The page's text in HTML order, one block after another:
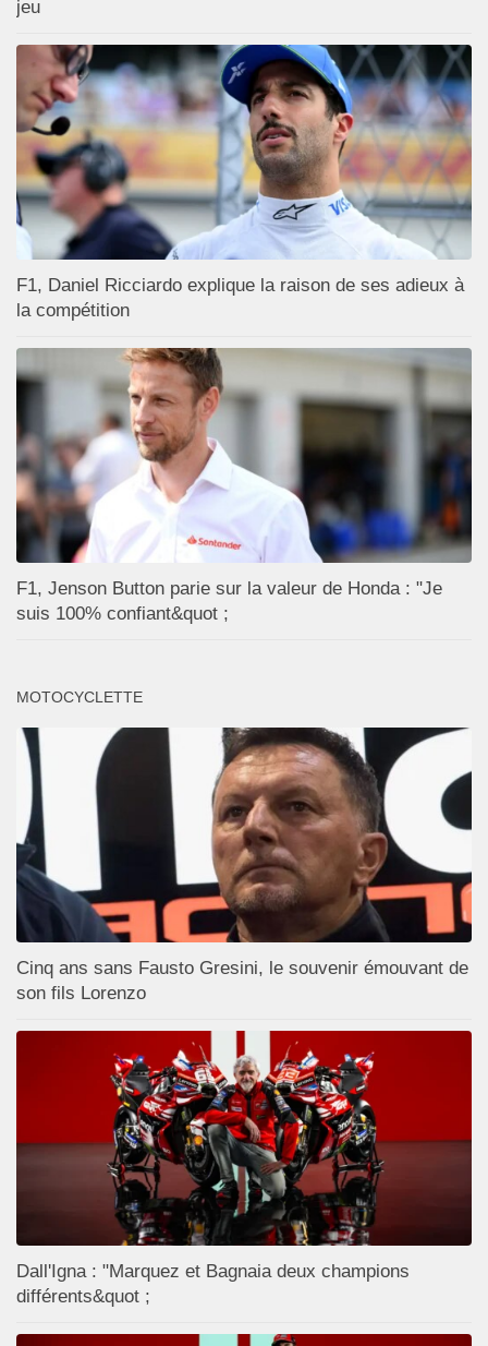
jeu
F1, Daniel Ricciardo explique la raison de ses adieux à
la compétition
F1, Jenson Button parie sur la valeur de Honda : "Je
suis 100% confiant&quot ;
MOTOCYCLETTE
Cinq ans sans Fausto Gresini, le souvenir émouvant de
son fils Lorenzo
Dall'Igna : "Marquez et Bagnaia deux champions
différents&quot ;